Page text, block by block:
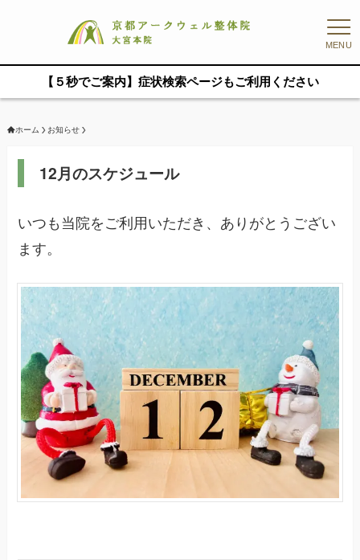
MENU
【５秒でご案内】症状検索ページもご利用ください
ホーム お知らせ
12月のスケジュール
いつも当院をご利用いただき、ありがとうござい
ます。